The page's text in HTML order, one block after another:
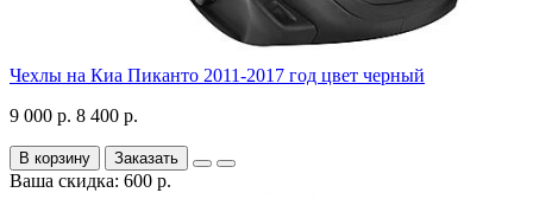
Чехлы на Киа Пиканто 2011-2017 год цвет черный
9 000 р. 8 400 р.
В корзину Заказать
Ваша скидка: 600 р.